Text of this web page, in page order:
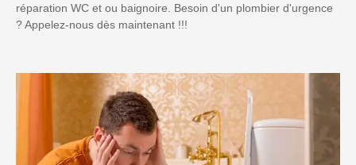
réparation WC et ou baignoire. Besoin d'un plombier d'urgence
? Appelez-nous dès maintenant !!!